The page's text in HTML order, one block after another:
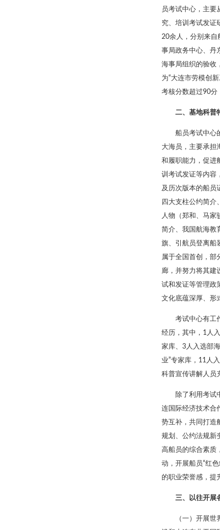
员考试中心，主要
究、培训考试发证
20余人，分别来自
事局政务中心、丹
海事局组织的验收
为“大连市劳模创
考核分数超过90分
二、基地科普
船员考试中心
大海员，主要承担
和履职能力，促进
训考试发证等内容
及历次版本的船员
四大支柱公约简介
人物（郑和、马家
简介、我国航海教
旗、引航员登离船
属于全国首创，部
廊，并努力将其建
试和发证等管理政
文化底蕴深厚、形
考试中心有工
经历，其中，1人
家库、3人入选部
业”专家库，11人
科普宣传讲解人员
除了利用考试
连国际经济技术合
势互补，共同打造
规划、公约法规新
高船员的综合素质
动，开展船员“红
的职业荣誉感，提
三、以往开展
（一）开展